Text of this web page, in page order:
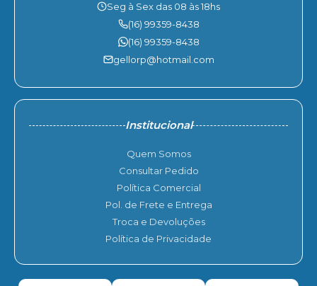
Seg à Sex das 08 às 18hs
(16) 99359-8438
(16) 99359-8438
gellorp@hotmail.com
Institucional
Quem Somos
Consultar Pedido
Política Comercial
Pol. de Frete e Entrega
Troca e Devoluções
Política de Privacidade